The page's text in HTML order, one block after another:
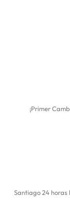
¡Primer
Santiago 24 horas